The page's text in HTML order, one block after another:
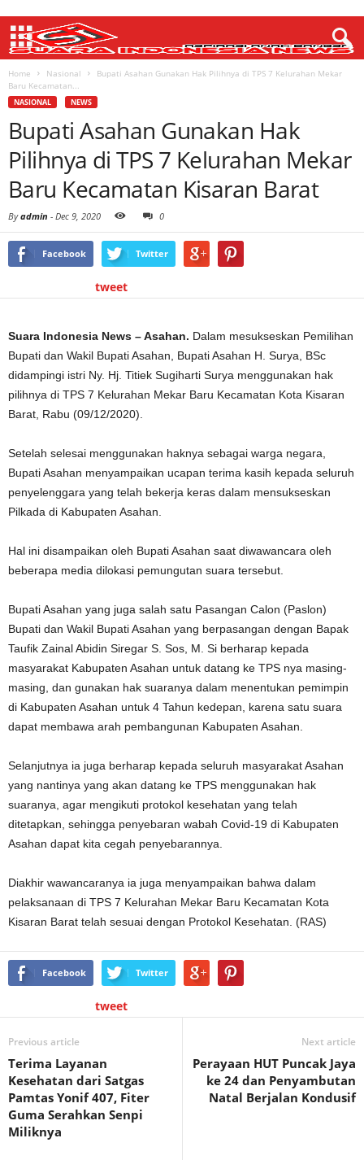
Home Nasional
Bupati Asahan Gunakan Hak Pilihnya di TPS 7 Kelurahan Mekar
Baru Kecamatan...
NASIONAL NEWS
Bupati Asahan Gunakan Hak
Pilihnya di TPS 7 Kelurahan Mekar
Baru Kecamatan Kisaran Barat
Byadmin - Dec 9, 2020 0
Facebook Twitter
tweet
Suara Indonesia News – Asahan. Dalam mesukseskan Pemilihan
Bupati dan Wakil Bupati Asahan, Bupati Asahan H. Surya, BSc
didampingi istri Ny. Hj. Titiek Sugiharti Surya menggunakan hak
pilihnya di TPS 7 Kelurahan Mekar Baru Kecamatan Kota Kisaran
Barat, Rabu (09/12/2020).
Setelah selesai menggunakan haknya sebagai warga negara,
Bupati Asahan menyampaikan ucapan terima kasih kepada seluruh
penyelenggara yang telah bekerja keras dalam mensukseskan
Pilkada di Kabupaten Asahan.
Hal ini disampaikan oleh Bupati Asahan saat diwawancara oleh
beberapa media dilokasi pemungutan suara tersebut.
Bupati Asahan yang juga salah satu Pasangan Calon (Paslon)
Bupati dan Wakil Bupati Asahan yang berpasangan dengan Bapak
Taufik Zainal Abidin Siregar S. Sos, M. Si berharap kepada
masyarakat Kabupaten Asahan untuk datang ke TPS nya masing-
masing, dan gunakan hak suaranya dalam menentukan pemimpin
di Kabupaten Asahan untuk 4 Tahun kedepan, karena satu suara
dapat membawa arah pembangunan Kabupaten Asahan.
Selanjutnya ia juga berharap kepada seluruh masyarakat Asahan
yang nantinya yang akan datang ke TPS menggunakan hak
suaranya, agar mengikuti protokol kesehatan yang telah
ditetapkan, sehingga penyebaran wabah Covid-19 di Kabupaten
Asahan dapat kita cegah penyebarannya.
Diakhir wawancaranya ia juga menyampaikan bahwa dalam
pelaksanaan di TPS 7 Kelurahan Mekar Baru Kecamatan Kota
Kisaran Barat telah sesuai dengan Protokol Kesehatan. (RAS)
Facebook Twitter
tweet
Previous article
Terima Layanan
Kesehatan dari Satgas
Pamtas Yonif 407, Fiter
Guma Serahkan Senpi
Miliknya
Next article
Perayaan HUT Puncak Jaya
ke 24 dan Penyambutan
Natal Berjalan Kondusif